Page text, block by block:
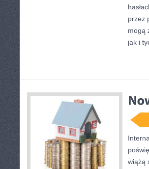
przez
mogą
jak i
wiążą